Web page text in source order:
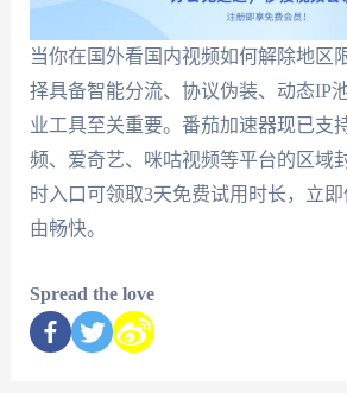
当你在国外看国内视频如何解除地区
择具备智能分流、协议伪装、动态IP
业工具至关重要。番茄加速器现已支
频、爱奇艺、咪咕视频等平台的区域
时入口可领取3天免费试用时长，立
由畅快。
Spread the love